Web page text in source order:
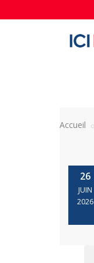
Accueil
26
JUIN
2026